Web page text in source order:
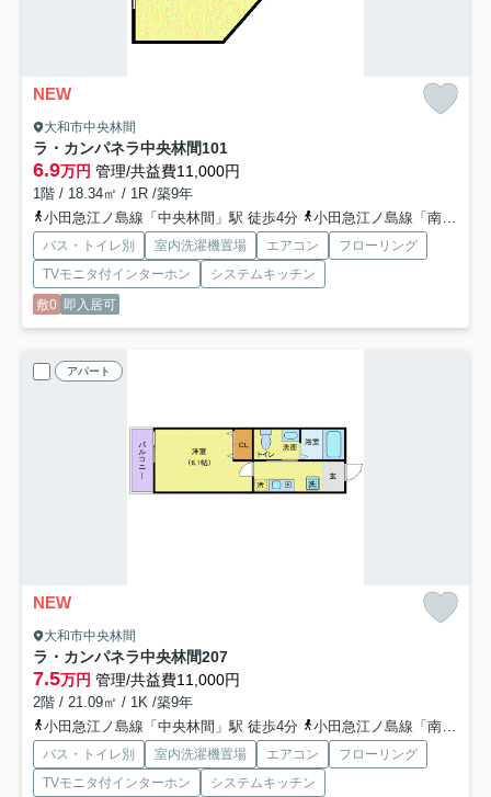
NEW
大和市中央林間
ラ・カンパネラ中央林間101
6.9万円 管理/共益費11,000円
1階 / 18.34㎡ / 1R /築9年
小田急江ノ島線「中央林間」駅 徒歩4分
小田急江ノ島線「南林間」駅 徒歩18分
バス・トイレ別 室内洗濯機置場 エアコン
フローリング
TVモニタ付インターホン
システムキッチン
敷0 即入居可
アパート
NEW
大和市中央林間
ラ・カンパネラ中央林間207
7.5万円 管理/共益費11,000円
2階 / 21.09㎡ / 1K /築9年
小田急江ノ島線「中央林間」駅 徒歩4分
小田急江ノ島線「南林間」駅 徒歩18分
バス・トイレ別 室内洗濯機置場 エアコン
フローリング
TVモニタ付インターホン
システムキッチン